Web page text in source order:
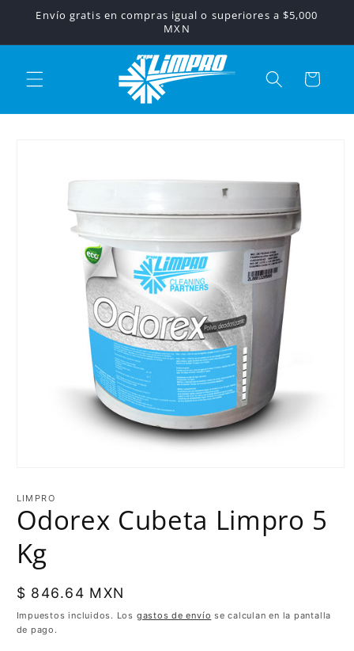
directamente
Envío gratis en compras igual o superiores a $5,000
MXN
Carrito
del producto
LIMPRO
Odorex Cubeta Limpro 5
Kg
Precio
habitual
$ 846.64 MXN
Impuestos incluidos. Los gastos de envío se calculan en la pantalla
de pago.